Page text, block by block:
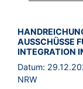
BROSCHÜRE:
AUSSCHÜSSE
INTEGRATION
Datum:
NRW